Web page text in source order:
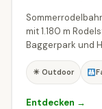
mit 1.180 m
Baggerpark und
☀ Outdoor
Entdecken →